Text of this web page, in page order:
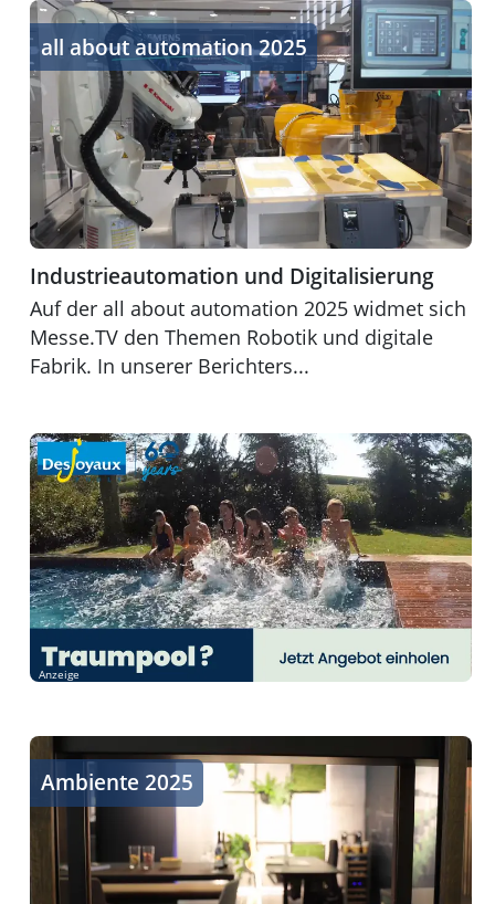
Industrieautomation und Digitalisierung
all about automation 2025
Industrieautomation und Digitalisierung
Auf der all about automation 2025 widmet sich
Messe.TV den Themen Robotik und digitale
Fabrik. In unserer Berichters...
Anzeige
Lifestyle- und Designtrends
Ambiente 2025